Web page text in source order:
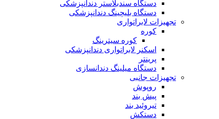
دستگاه سندبلاستر دندانپزشکی
دستگاه بلیچینگ دندانپزشکی
تجهیزات لابراتواری
کوره
کوره سیترینگ
اسکنر لابراتواری دندانپزشکی
پرینتر
دستگاه میلینگ دندانسازی
تجهیزات جانبی
روپوش
پیش بند
تیروئید بند
دستکش